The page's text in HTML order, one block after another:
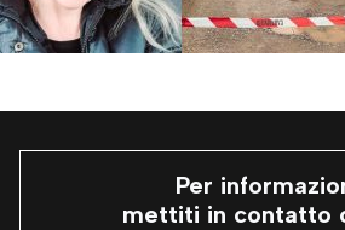
Per
mettiti in contatto